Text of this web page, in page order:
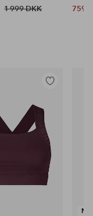
1 999 DKK
759
Tilføj
favoritter